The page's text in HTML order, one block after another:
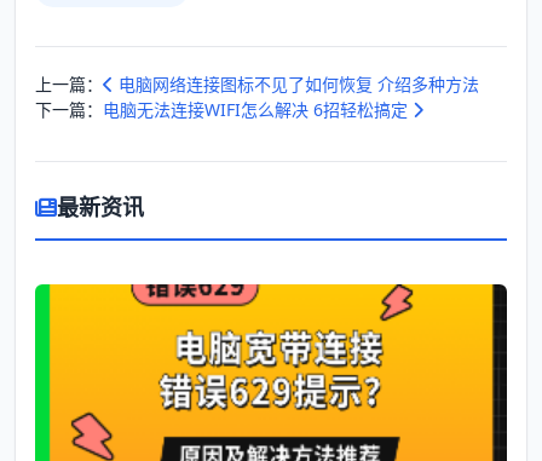
上一篇：
电脑网络连接图标不见了如何恢复 介绍多种方法
下一篇： 电脑无法连接WIFI怎么解决 6招轻松搞定
最新资讯